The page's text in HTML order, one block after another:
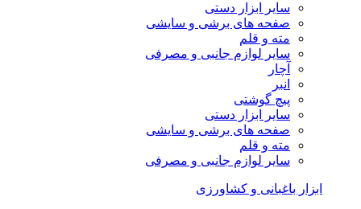
سایر ابزار دستی
صفحه های برشی و سایشی
مته و قلم
سایر لوازم جانبی و مصرفی
آچار
انبر
پیچ گوشتی
سایر ابزار دستی
صفحه های برشی و سایشی
مته و قلم
سایر لوازم جانبی و مصرفی
ابزار باغبانی و کشاورزی